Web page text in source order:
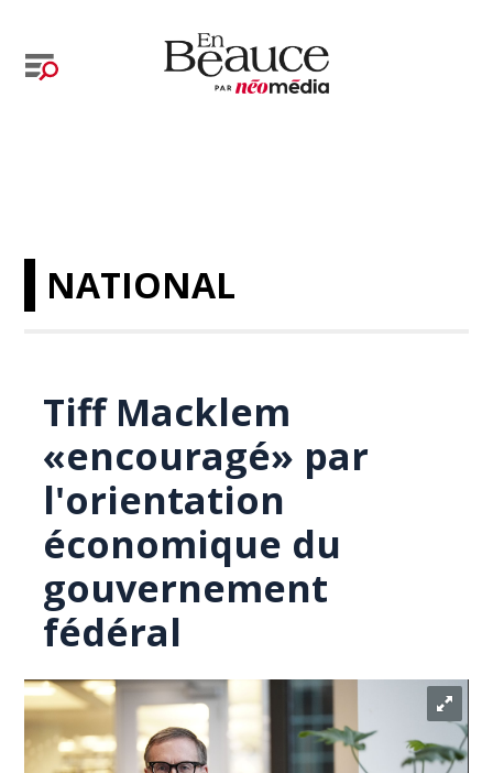
NATIONAL
Tiff Macklem
«encouragé» par
l'orientation
économique du
gouvernement
fédéral